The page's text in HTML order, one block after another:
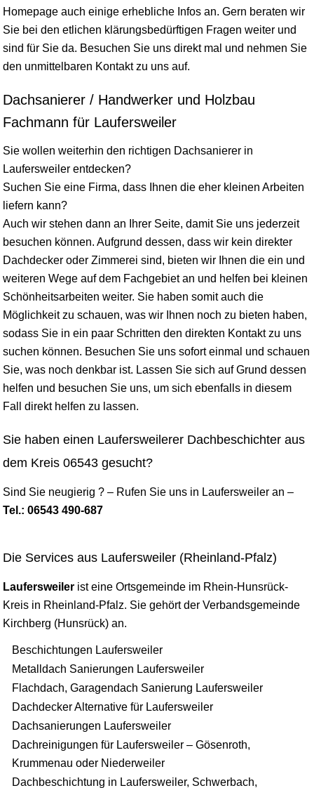
Homepage auch einige erhebliche Infos an. Gern beraten wir
Sie bei den etlichen klärungsbedürftigen Fragen weiter und
sind für Sie da. Besuchen Sie uns direkt mal und nehmen Sie
den unmittelbaren Kontakt zu uns auf.
Dachsanierer / Handwerker und Holzbau
Fachmann für Laufersweiler
Sie wollen weiterhin den richtigen Dachsanierer in
Laufersweiler entdecken?
Suchen Sie eine Firma, dass Ihnen die eher kleinen Arbeiten
liefern kann?
Auch wir stehen dann an Ihrer Seite, damit Sie uns jederzeit
besuchen können. Aufgrund dessen, dass wir kein direkter
Dachdecker oder Zimmerei sind, bieten wir Ihnen die ein und
weiteren Wege auf dem Fachgebiet an und helfen bei kleinen
Schönheitsarbeiten weiter. Sie haben somit auch die
Möglichkeit zu schauen, was wir Ihnen noch zu bieten haben,
sodass Sie in ein paar Schritten den direkten Kontakt zu uns
suchen können. Besuchen Sie uns sofort einmal und schauen
Sie, was noch denkbar ist. Lassen Sie sich auf Grund dessen
helfen und besuchen Sie uns, um sich ebenfalls in diesem
Fall direkt helfen zu lassen.
Sie haben einen Laufersweilerer Dachbeschichter aus
dem Kreis 06543 gesucht?
Sind Sie neugierig ? – Rufen Sie uns in Laufersweiler an –
Tel.: 06543 490-687
Die Services aus Laufersweiler (Rheinland-Pfalz)
Laufersweiler ist eine Ortsgemeinde im Rhein-Hunsrück-
Kreis in Rheinland-Pfalz. Sie gehört der Verbandsgemeinde
Kirchberg (Hunsrück) an.
Beschichtungen Laufersweiler
Metalldach Sanierungen Laufersweiler
Flachdach, Garagendach Sanierung Laufersweiler
Dachdecker Alternative für Laufersweiler
Dachsanierungen Laufersweiler
Dachreinigungen für Laufersweiler – Gösenroth,
Krummenau oder Niederweiler
Dachbeschichtung in Laufersweiler, Schwerbach,